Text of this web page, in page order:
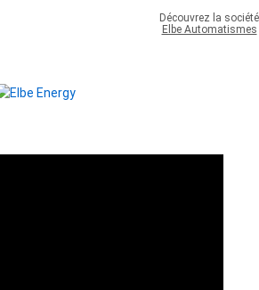
Découvrez la société
Elbe Automatismes